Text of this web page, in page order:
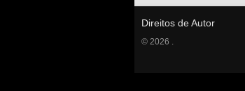
Direitos de Autor
© 2026 .